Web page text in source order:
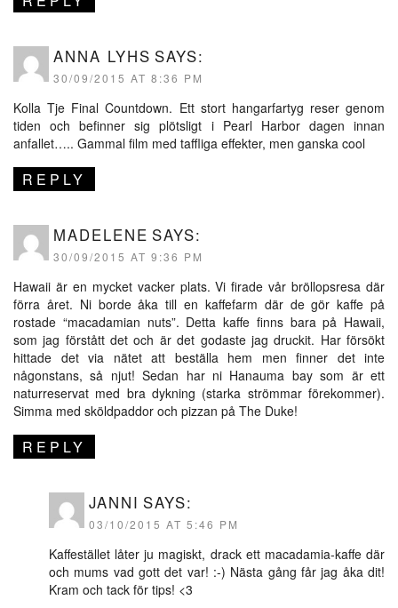
ANNA LYHS SAYS:
30/09/2015 AT 8:36 PM
Kolla Tje Final Countdown. Ett stort hangarfartyg reser genom
tiden och befinner sig plötsligt i Pearl Harbor dagen innan
anfallet….. Gammal film med taffliga effekter, men ganska cool
REPLY
MADELENE SAYS:
30/09/2015 AT 9:36 PM
Hawaii är en mycket vacker plats. Vi firade vår bröllopsresa där
förra året. Ni borde åka till en kaffefarm där de gör kaffe på
rostade “macadamian nuts”. Detta kaffe finns bara på Hawaii,
som jag förstått det och är det godaste jag druckit. Har försökt
hittade det via nätet att beställa hem men finner det inte
någonstans, så njut! Sedan har ni Hanauma bay som är ett
naturreservat med bra dykning (starka strömmar förekommer).
Simma med sköldpaddor och pizzan på The Duke!
REPLY
JANNI SAYS:
03/10/2015 AT 5:46 PM
Kaffestället låter ju magiskt, drack ett macadamia-kaffe där
och mums vad gott det var! :-) Nästa gång får jag åka dit!
Kram och tack för tips! <3